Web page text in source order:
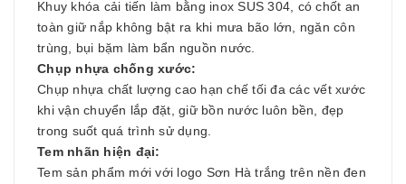
Khuy khóa cải tiến làm bằng inox SUS 304, có chốt an
toàn giữ nắp không bật ra khi mưa bão lớn, ngăn côn
trùng, bụi bặm làm bẩn nguồn nước.
Chụp nhựa chống xước:
Chụp nhựa chất lượng cao hạn chế tối đa các vết xước
khi vận chuyển lắp đặt, giữ bồn nước luôn bền, đẹp
trong suốt quá trình sử dụng.
Tem nhãn hiện đại:
Tem sản phẩm mới với logo Sơn Hà trắng trên nền đen